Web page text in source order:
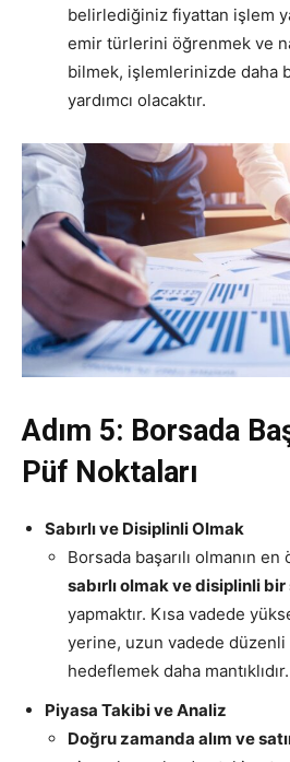
belirlediğiniz fiyattan işlem
emir türlerini öğrenmek ve
bilmek, işlemlerinizde daha
yardımcı olacaktır.
Adım 5: Borsada
Püf Noktaları
Sabırlı ve Disiplinli Olmak
Borsada başarılı olmanın
sabırlı olmak ve disiplinli
yapmaktır. Kısa vadede
yerine, uzun vadede
hedeflemek daha mantıklıdır.
Piyasa Takibi ve Analiz
Doğru zamanda alım ve